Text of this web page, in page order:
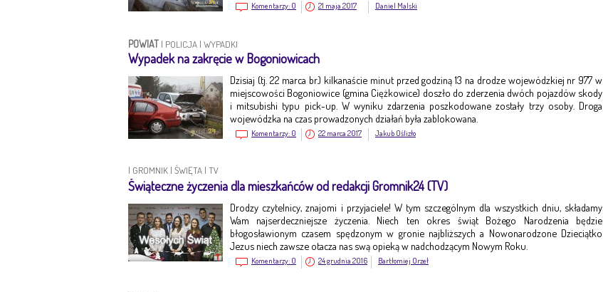
Komentarzy: 0 21 maja 2017 Daniel Malski
POWIAT | POLICJA | WYPADKI
Wypadek na zakręcie w Bogoniowicach
Dzisiaj (tj. 22 marca br.) kilkanaście minut przed godziną 13 na drodze wojewódzkiej nr 977 w
miejscowości Bogoniowice (gmina Ciężkowice) doszło do zderzenia dwóch pojazdów skody
i mitsubishi typu pick-up. W wyniku zdarzenia poszkodowane zostały trzy osoby. Droga
wojewódzka na czas prowadzonych działań była zablokowana.
Komentarzy: 0 22 marca 2017 Jakub Oślizło
| GROMNIK | ŚWIĘTA | TV
Świąteczne życzenia dla mieszkańców od redakcji Gromnik24 (TV)
Drodzy czytelnicy, znajomi i przyjaciele! W tym szczególnym dla wszystkich dniu, składamy
Wam najserdeczniejsze życzenia. Niech ten okres świąt Bożego Narodzenia będzie
błogosławionym czasem spędzonym w gronie najbliższych a Nowonarodzone Dzieciątko
Jezus niech zawsze otacza nas swą opieką w nadchodzącym Nowym Roku.
Komentarzy: 0 24 grudnia 2016 Bartłomiej Orzeł